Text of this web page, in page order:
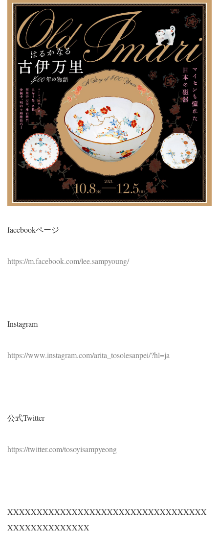
facebookページ
https://m.facebook.com/lee.sampyoung/
Instagram
https://www.instagram.com/arita_tosolesanpei/?hl=ja
公式Twitter
https://twitter.com/tosoyisampyeong
XXXXXXXXXXXXXXXXXXXXXXXXXXXXXXXXXX
XXXXXXXXXXXXXX